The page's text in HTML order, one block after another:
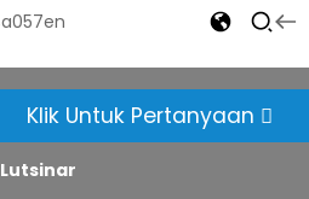
Klik Untuk Pertanyaan
Lutsinar